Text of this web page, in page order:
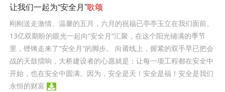
让我们一起为“安全月”歌颂
刚刚送走激情、温馨的五月，六月的祝福已亭亭玉立在我们面前。
13亿双期盼的眼光一起向“安全月”汇聚，在这个阳光铺满的季节
里，铿锵走来了“安全月”的脚步。 向莆线上，握紧的双手早已把会
战的天鼓擂响，大桥建设者的心愿就是：让每一项工程都在安全中
开始，也在安全中圆满。因为，安全是天！安全是福！安全是我们
永恒的财富